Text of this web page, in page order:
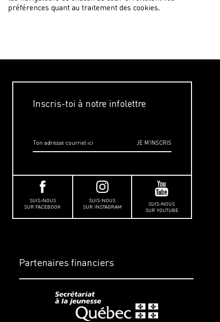
préférences quant au traitement des cookies.
Inscris-toi à notre infolettre
SUIS-NOUS
SUR FACEBOOK
SUIS-NOUS
SUR INSTAGRAM
SUIS-NOUS
SUR YOUTUBE
Partenaires financiers